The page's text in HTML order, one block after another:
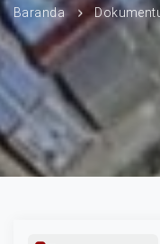
Baranda